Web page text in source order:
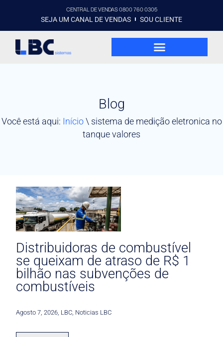
CENTRAL DE VENDAS 0800 760 0305
SEJA UM CANAL DE VENDAS SOU CLIENTE
Blog
Você está aqui: Início\ sistema de medição eletronica no
tanque valores
Distribuidoras de combustível
se queixam de atraso de R$ 1
bilhão nas subvenções de
combustíveis
Agosto 7, 2026 LBC Noticias LBC